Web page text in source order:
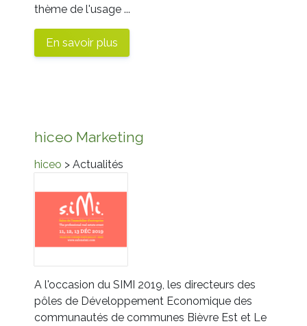
thème de l'usage ...
En savoir plus
hiceo Marketing
hiceo > Actualités
A l'occasion du SIMI 2019, les directeurs des
pôles de Développement Economique des
communautés de communes Bièvre Est et Le